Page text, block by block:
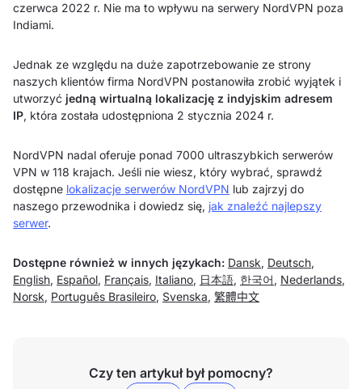
czerwca 2022 r. Nie ma to wpływu na serwery NordVPN poza
Indiami.
Jednak ze względu na duże zapotrzebowanie ze strony
naszych klientów firma NordVPN postanowiła zrobić wyjątek i
utworzyć jedną wirtualną lokalizację z indyjskim adresem
IP, która została udostępniona 2 stycznia 2024 r.
NordVPN nadal oferuje ponad 7000 ultraszybkich serwerów
VPN w 118 krajach. Jeśli nie wiesz, który wybrać, sprawdź
dostępne lokalizacje serwerów NordVPN lub zajrzyj do
naszego przewodnika i dowiedz się, jak znaleźć najlepszy
serwer.
Dostępne również w innych językach: Dansk, Deutsch,
English, Español, Français, Italiano, 日本語, 한국어 , Nederlands,
Norsk, Português Brasileiro, Svenska, 繁體中文
Czy ten artykuł był pomocny?